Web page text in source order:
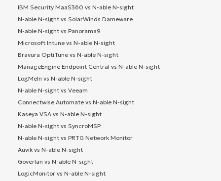
IBM Security MaaS360 vs N-able N-sight
N-able N-sight vs SolarWinds Dameware
N-able N-sight vs Panorama9
Microsoft Intune vs N-able N-sight
Bravura OptiTune vs N-able N-sight
ManageEngine Endpoint Central vs N-able N-sight
LogMeIn vs N-able N-sight
N-able N-sight vs Veeam
Connectwise Automate vs N-able N-sight
Kaseya VSA vs N-able N-sight
N-able N-sight vs SyncroMSP
N-able N-sight vs PRTG Network Monitor
Auvik vs N-able N-sight
Goverlan vs N-able N-sight
LogicMonitor vs N-able N-sight